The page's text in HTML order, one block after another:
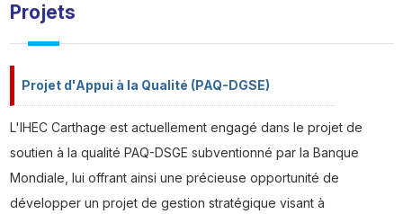
Projets
Projet d'Appui à la Qualité (PAQ-DGSE)
L'IHEC Carthage est actuellement engagé dans le projet de
soutien à la qualité PAQ-DSGE subventionné par la Banque
Mondiale, lui offrant ainsi une précieuse opportunité de
développer un projet de gestion stratégique visant à